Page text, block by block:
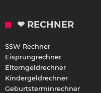
❤ RECHNER
SSW Rechner
Eisprungrechner
Elterngeldrechner
Kindergeldrechner
Geburtsterminrechner